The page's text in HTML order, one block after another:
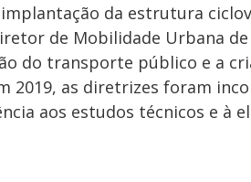
da estrutura
de Mobilidade Urbana
do transporte público e a
2019, as diretrizes foram
aos estudos técnicos e à